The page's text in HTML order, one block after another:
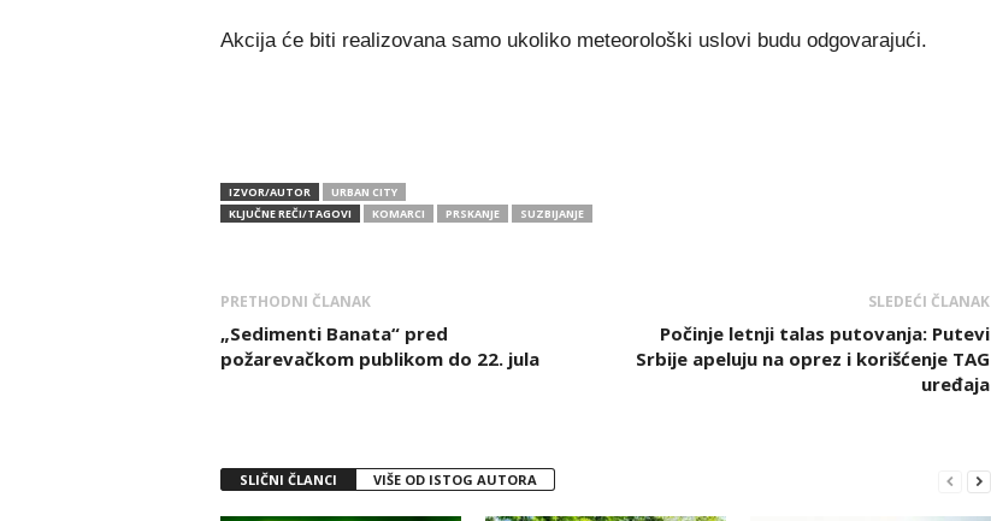
Akcija će biti realizovana samo ukoliko meteorološki uslovi budu odgovarajući.
IZVOR/AUTOR
URBAN CITY
KLJUČNE REČI/TAGOVI
KOMARCI PRSKANJE SUZBIJANJE
PRETHODNI ČLANAK
„Sedimenti Banata“ pred
požarevačkom publikom do 22. jula
SLEDEĆI ČLANAK
Počinje letnji talas putovanja: Putevi
Srbije apeluju na oprez i korišćenje TAG
uređaja
SLIČNI ČLANCI VIŠE OD ISTOG AUTORA